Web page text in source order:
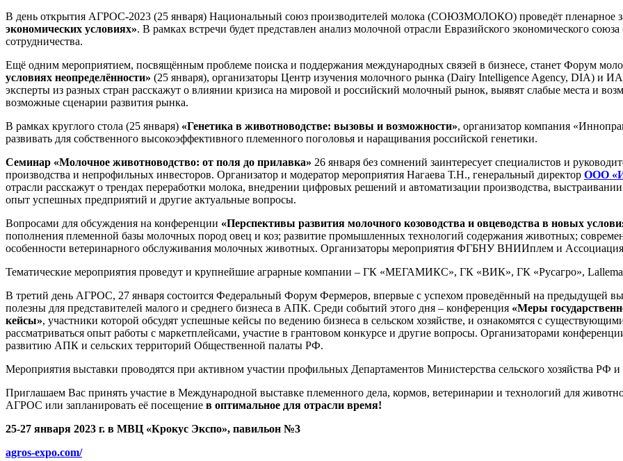
В день открытия АГРОС-2023 (25 января) Национальный союз производителей молока (СОЮЗМОЛОКО) проведёт пленарное
экономических условиях». В рамках встречи будет представлен анализ молочной отрасли Евразийского экономического
сотрудничества.
Ещё одним мероприятием, посвящённым проблеме поиска и поддержания международных связей в бизнесе, станет Форум
условиях неопределённости» (25 января), организаторы Центр изучения молочного рынка (Dairy Intelligence Agency, DIA) и
эксперты из разных стран расскажут о влиянии кризиса на мировой и российский молочный рынок, выявят слабые места и
возможные сценарии развития рынка.
В рамках круглого стола (25 января) «Генетика в животноводстве: вызовы и возможности», организатор компания
развивать для собственного высокоэффективного племенного поголовья и наращивания российской генетики.
Семинар «Молочное животноводство: от поля до прилавка» 26 января без сомнений заинтересует специалистов и
производства и непрофильных инвесторов. Организатор и модератор мероприятия Нагаева Т.Н., генеральный директор ООО
отрасли расскажут о трендах переработки молока, внедрении цифровых решений и автоматизации производства,
опыт успешных предприятий и другие актуальные вопросы.
Вопросами для обсуждения на конференции «Перспективы развития молочного козоводства и овцеводства в новых
пополнения племенной базы молочных пород овец и коз; развитие промышленных технологий содержания животных;
особенности ветеринарного обслуживания молочных животных. Организаторы мероприятия ФГБНУ ВНИИплем и
Тематические мероприятия проведут и крупнейшие аграрные компании – ГК «МЕГАМИКС», ГК «ВИК», ГК «Русагро»,
В третий день АГРОС, 27 января состоится Федеральный Форум Фермеров, впервые с успехом проведённый на предыдущей
полезны для представителей малого и среднего бизнеса в АПК. Среди событий этого дня – конференция «Меры
кейсы», участники которой обсудят успешные кейсы по ведению бизнеса в сельском хозяйстве, и ознакомятся с
рассматриваться опыт работы с маркетплейсами, участие в грантовом конкурсе и другие вопросы. Организаторами
развитию АПК и сельских территорий Общественной палаты РФ.
Мероприятия выставки проводятся при активном участии профильных Департаментов Министерства сельского хозяйства РФ
Приглашаем Вас принять участие в Международной выставке племенного дела, кормов, ветеринарии и технологий для
АГРОС или запланировать её посещение в оптимальное для отрасли время!
25-27 января 2023 г. в МВЦ «Крокус Экспо», павильон №3
agros-expo.com/